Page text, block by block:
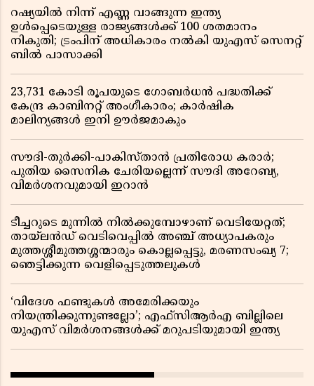
റഷ്യയിൽ നിന്ന് എണ്ണ വാങ്ങുന്ന ഇന്ത്യ
ഉൾപ്പെടെയുള്ള രാജ്യങ്ങൾക്ക് 100 ശതമാനം
നികുതി; ട്രംപിന് അധികാരം നൽകി യുഎസ് സെനറ്റ്
ബിൽ പാസാക്കി
23,731 കോടി രൂപയുടെ ഗോബർധൻ പദ്ധതിക്ക്
കേന്ദ്ര കാബിനറ്റ് അംഗീകാരം; കാർഷിക
മാലിന്യങ്ങൾ ഇനി ഊർജമാകും
സൗദി-തുർക്കി-പാകിസ്താൻ പ്രതിരോധ കരാർ;
പുതിയ സൈനിക ചേരിയല്ലെന്ന് സൗദി അറേബ്യ,
വിമർശനവുമായി ഇറാൻ
ടീച്ചറുടെ മുന്നിൽ നിൽക്കുമ്പോഴാണ് വെടിയേറ്റത്;
തായ്‌ലൻഡ് വെടിവെപ്പിൽ അഞ്ച് അധ്യാപകരും
മുത്തശ്ശീമുത്തശ്ശന്മാരും കൊല്ലപ്പെട്ടു, മരണസംഖ്യ 7;
ഞെട്ടിക്കുന്ന വെളിപ്പെടുത്തലുകൾ
‘വിദേശ ഫണ്ടുകൾ അമേരിക്കയും
നിയന്ത്രിക്കുന്നുണ്ടല്ലോ’; എഫ്സിആർഎ ബില്ലിലെ
യുഎസ് വിമർശനങ്ങൾക്ക് മറുപടിയുമായി ഇന്ത്യ